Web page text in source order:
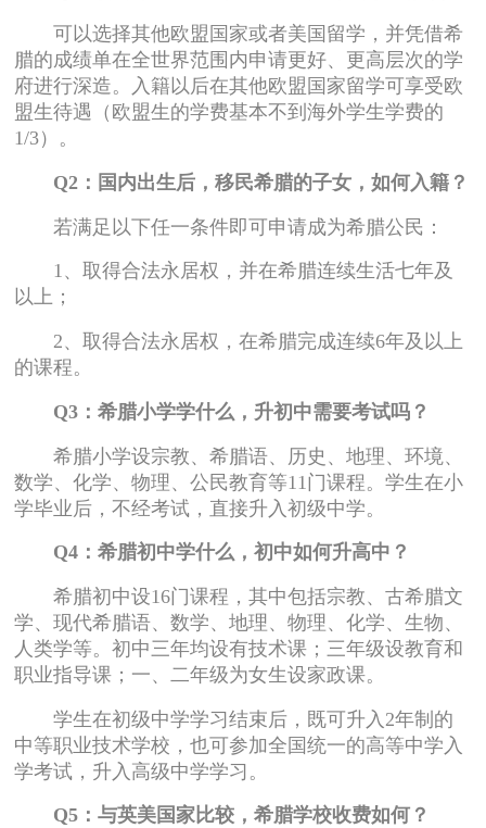
可以选择其他欧盟国家或者美国留学，并凭借希
腊的成绩单在全世界范围内申请更好、更高层次的学
府进行深造。入籍以后在其他欧盟国家留学可享受欧
盟生待遇（欧盟生的学费基本不到海外学生学费的
1/3）。
Q2：国内出生后，移民希腊的子女，如何入籍？
若满足以下任一条件即可申请成为希腊公民：
1、取得合法永居权，并在希腊连续生活七年及
以上；
2、取得合法永居权，在希腊完成连续6年及以上
的课程。
Q3：希腊小学学什么，升初中需要考试吗？
希腊小学设宗教、希腊语、历史、地理、环境、
数学、化学、物理、公民教育等11门课程。学生在小
学毕业后，不经考试，直接升入初级中学。
Q4：希腊初中学什么，初中如何升高中？
希腊初中设16门课程，其中包括宗教、古希腊文
学、现代希腊语、数学、地理、物理、化学、生物、
人类学等。初中三年均设有技术课；三年级设教育和
职业指导课；一、二年级为女生设家政课。
学生在初级中学学习结束后，既可升入2年制的
中等职业技术学校，也可参加全国统一的高等中学入
学考试，升入高级中学学习。
Q5：与英美国家比较，希腊学校收费如何？